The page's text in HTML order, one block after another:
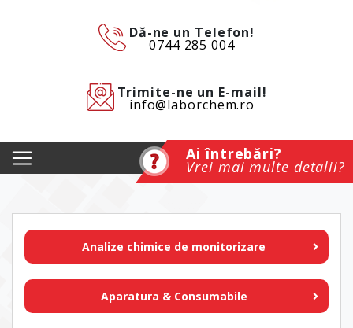
Dă-ne un Telefon!
0744 285 004
Trimite-ne un E-mail!
info@laborchem.ro
Ai întrebări?
Vrei mai multe detalii?
Analize chimice de monitorizare
Aparatura & Consumabile